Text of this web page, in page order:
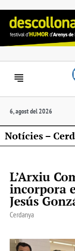
6, agost del 2026
Notícies –
L’Arxiu
incorpora
Jesús
Cerdanya